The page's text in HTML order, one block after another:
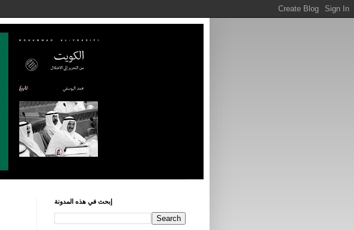
إبحث في هذه المدونة